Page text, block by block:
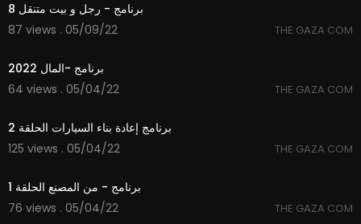
برنامج - رجل و بيت متنقل 8
87 views . 05/09/22
THE GAZA COM
برنامج -المال 2022
64 views . 05/04/22
THE GAZA COM
برنامج إعادة بناء السيارات الحلقة 2
125 views . 05/04/22
THE GAZA COM
برنامج - من المصنع الحلقة 1
76 views . 05/04/22
THE GAZA COM